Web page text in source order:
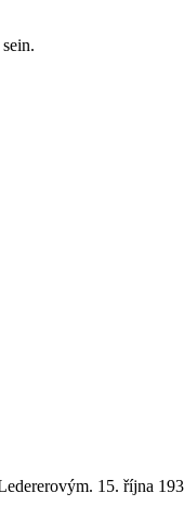
15. října